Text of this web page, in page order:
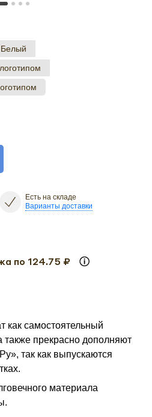
Белый
Есть на складе
Варианты доставки
по 124.75 ₽
как самостоятельный
также прекрасно дополняют
так как выпускаются
материала